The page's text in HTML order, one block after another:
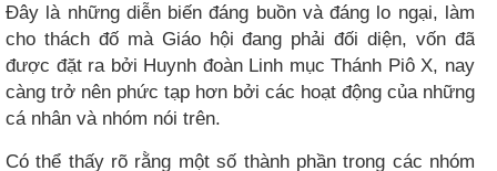
Đây là những diễn biến đáng buồn và đáng lo ngại, làm
cho thách đố mà Giáo hội đang phải đối diện, vốn đã
được đặt ra bởi Huynh đoàn Linh mục Thánh Piô X, nay
càng trở nên phức tạp hơn bởi các hoạt động của những
cá nhân và nhóm nói trên.
Có thể thấy rõ rằng một số thành phần trong các nhóm